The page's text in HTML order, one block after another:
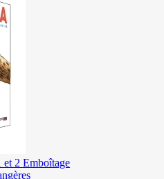
et 2 Emboîtage